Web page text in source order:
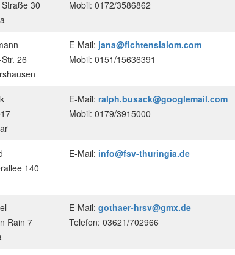
30
Mobil: 0172/3586862
26
E-Mail: jana@fichtenslalom.com
Mobil: 0151/15636391
E-Mail: ralph.busack@googlemail.com
Mobil: 0179/3915000
140
E-Mail: info@fsv-thuringia.de
Rain 7
E-Mail: gothaer-hrsv@gmx.de
Telefon: 03621/702966